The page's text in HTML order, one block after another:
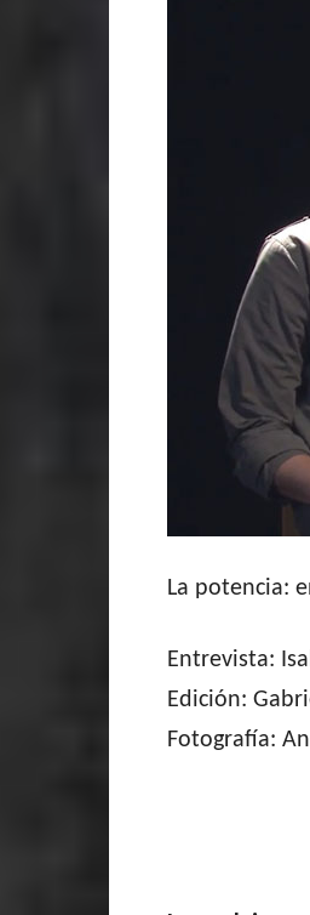
La potencia:
Entrevista:
Edición:
Fotografía: